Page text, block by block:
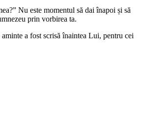
Nu este momentul să dai înapoi și să
prin vorbirea ta.
a fost scrisă înaintea Lui, pentru cei